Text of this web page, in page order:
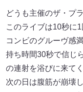
どうも主催のザ・プ
このライブは10秒に
コンビのグルーヴ感
持ち時間30秒で信じ
の連射を浴びに来てく
次の日は腹筋が崩壊